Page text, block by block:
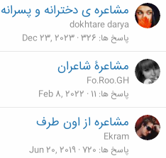
مشاعره ی دخترانه و
dokhtare darya
پاسخ ها 326
Dec 23, 2023
مشاعرۀ شاعران
Fo.Roo.GH
پاسخ ها 11
Feb 8, 2022
مشاعره از اون طرف
Ekram
پاسخ ها 720
Jun 20, 2019